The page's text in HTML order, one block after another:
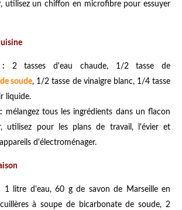
utilisez un chiffon en microfibre pour essuyer
: 2 tasses d'eau chaude, 1/2 tasse de
soude, 1/2 tasse de vinaigre blanc, 1/4 tasse
liquide.
mélangez tous les ingrédients dans un flacon
utilisez pour les plans de travail, l'évier et
d'électroménager.
1 litre d'eau, 60 g de savon de Marseille en
à soupe de bicarbonate de soude, 2